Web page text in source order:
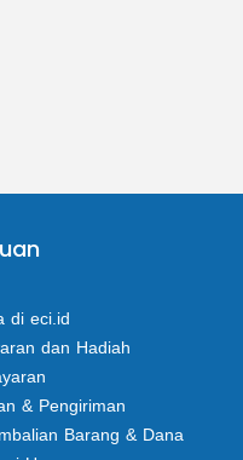
di eci.id
dan Hadiah
& Pengiriman
Barang & Dana